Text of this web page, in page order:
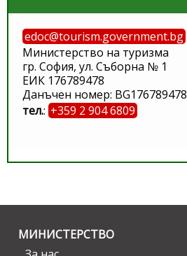
edoc@tourism.government.bg
Министерство на туризма
гр. София, ул. Съборна № 1
ЕИК 176789478
Данъчен номер: BG176789478
тел.: +359 2 904 6809
МИНИСТЕРСТВО